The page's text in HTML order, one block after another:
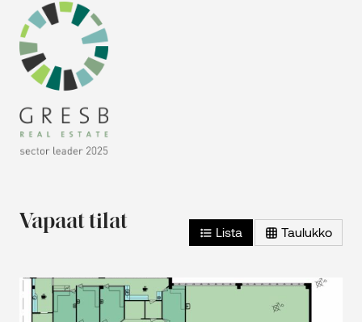
Vapaat tilat Lista Taulukko
Toimistotila – 5. kerros – 544 m